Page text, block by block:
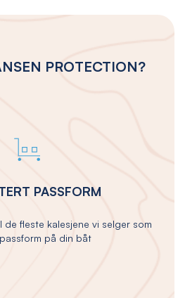
PROTECTION?
PASSFORM
de fleste kalesjene vi selger som
på din båt